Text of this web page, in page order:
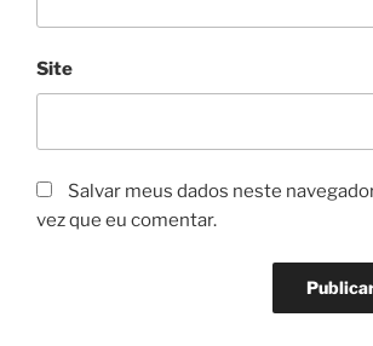
Site
Salvar meus dados neste
vez que eu comentar.